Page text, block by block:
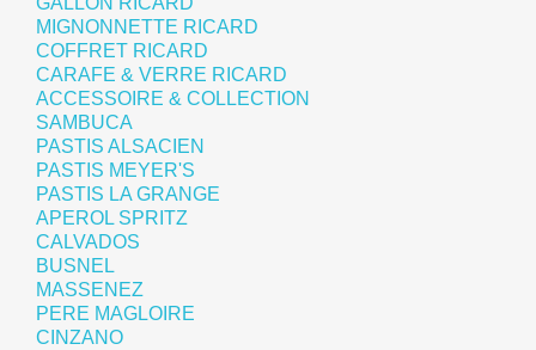
MIGNONNETTE RICARD
COFFRET RICARD
CARAFE & VERRE RICARD
ACCESSOIRE & COLLECTION
SAMBUCA
PASTIS ALSACIEN
PASTIS MEYER'S
PASTIS LA GRANGE
APEROL SPRITZ
CALVADOS
BUSNEL
MASSENEZ
PERE MAGLOIRE
CINZANO